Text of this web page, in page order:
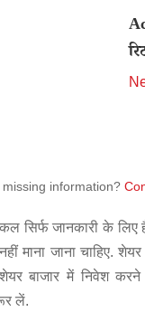
information?
सिर्फ जानकारी के
माना जाना चाहिए. शेयर
बाजार में निवेश
लें.